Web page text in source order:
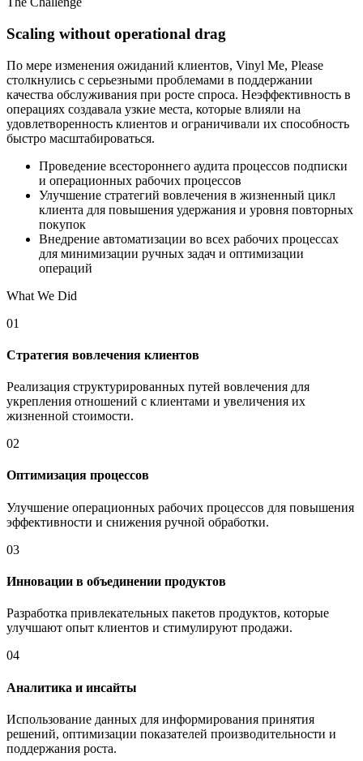
Scaling without operational drag
По мере изменения ожиданий клиентов, Vinyl Me, Please
столкнулись с серьезными проблемами в поддержании
качества обслуживания при росте спроса. Неэффективность в
операциях создавала узкие места, которые влияли на
удовлетворенность клиентов и ограничивали их способность
быстро масштабироваться.
Проведение всестороннего аудита процессов подписки
и операционных рабочих процессов
Улучшение стратегий вовлечения в жизненный цикл
клиента для повышения удержания и уровня повторных
покупок
Внедрение автоматизации во всех рабочих процессах
для минимизации ручных задач и оптимизации
операций
What We Did
01
Стратегия вовлечения клиентов
Реализация структурированных путей вовлечения для
укрепления отношений с клиентами и увеличения их
жизненной стоимости.
02
Оптимизация процессов
Улучшение операционных рабочих процессов для повышения
эффективности и снижения ручной обработки.
03
Инновации в объединении продуктов
Разработка привлекательных пакетов продуктов, которые
улучшают опыт клиентов и стимулируют продажи.
04
Аналитика и инсайты
Использование данных для информирования принятия
решений, оптимизации показателей производительности и
поддержания роста.